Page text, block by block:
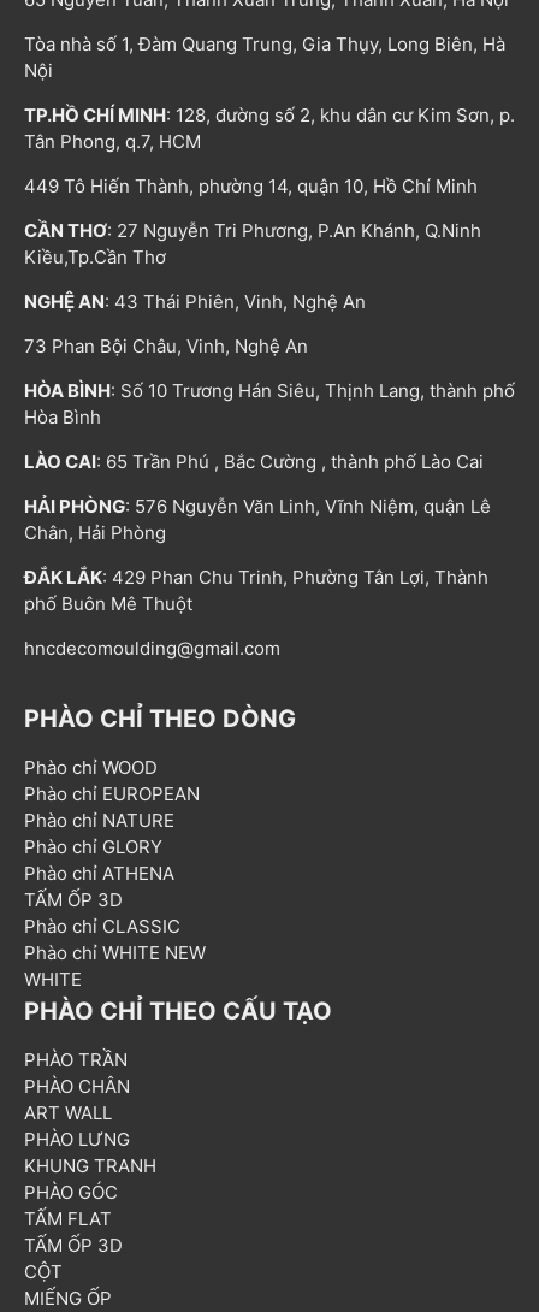
Tòa nhà số 1, Đàm Quang Trung, Gia Thụy, Long Biên, Hà
Nội
TP.HỒ CHÍ MINH: 128, đường số 2, khu dân cư Kim Sơn, p.
Tân Phong, q.7, HCM
449 Tô Hiến Thành, phường 14, quận 10, Hồ Chí Minh
CẦN THƠ: 27 Nguyễn Tri Phương, P.An Khánh, Q.Ninh
Kiều,Tp.Cần Thơ
NGHỆ AN: 43 Thái Phiên, Vinh, Nghệ An
73 Phan Bội Châu, Vinh, Nghệ An
HÒA BÌNH: Số 10 Trương Hán Siêu, Thịnh Lang, thành phố
Hòa Bình
LÀO CAI: 65 Trần Phú , Bắc Cường , thành phố Lào Cai
HẢI PHÒNG: 576 Nguyễn Văn Linh, Vĩnh Niệm, quận Lê
Chân, Hải Phòng
ĐẮK LẮK: 429 Phan Chu Trinh, Phường Tân Lợi, Thành
phố Buôn Mê Thuột
hncdecomoulding@gmail.com
PHÀO CHỈ THEO DÒNG
Phào chỉ WOOD
Phào chỉ EUROPEAN
Phào chỉ NATURE
Phào chỉ GLORY
Phào chỉ ATHENA
TẤM ỐP 3D
Phào chỉ CLASSIC
Phào chỉ WHITE NEW
WHITE
PHÀO CHỈ THEO CẤU TẠO
PHÀO TRẦN
PHÀO CHÂN
ART WALL
PHÀO LƯNG
KHUNG TRANH
PHÀO GÓC
TẤM FLAT
TẤM ỐP 3D
CỘT
MIẾNG ỐP